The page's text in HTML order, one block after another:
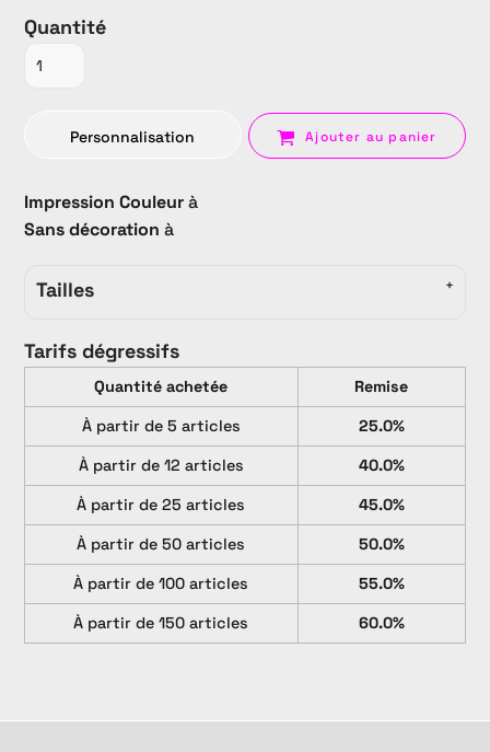
Quantité
Personnalisation Ajouter au panier
Impression Couleurà
Sans décoration à
Tailles
Tarifs dégressifs
Quantité achetée
Remise
À partir de 5 articles
25.0%
À partir de 12 articles
40.0%
À partir de 25 articles
45.0%
À partir de 50 articles
50.0%
À partir de 100 articles
55.0%
À partir de 150 articles
60.0%